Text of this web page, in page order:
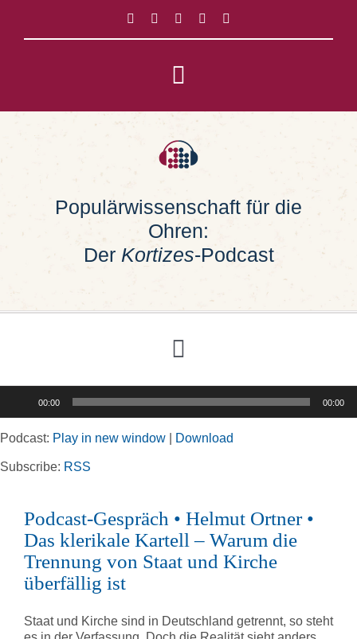
springen
Toggle
Navigation
Impressum
Populärwissenschaft für die
Ohren:
Der Kortizes-Podcast
Toggle
Navigation
Rubriken
Kortizes Website
00:00 00:00
Podcast: Play in new window Download
Subscribe: RSS
Podcast-Gespräch • Helmut Ortner •
Das klerikale Kartell – Warum die
Trennung von Staat und Kirche
überfällig ist
Staat und Kirche sind in Deutschland getrennt, so steht